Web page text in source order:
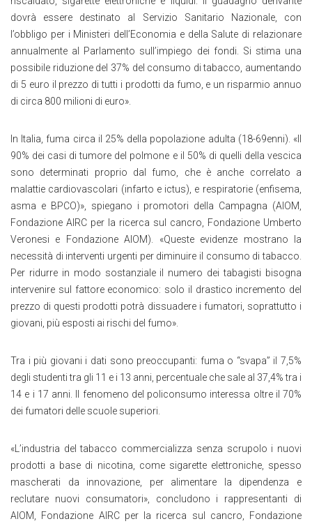
dovrà essere destinato al Servizio Sanitario Nazionale, con
l’obbligo per i Ministeri dell’Economia e della Salute di relazionare
annualmente al Parlamento sull’impiego dei fondi. Si stima una
possibile riduzione del 37% del consumo di tabacco, aumentando
di 5 euro il prezzo di tutti i prodotti da fumo, e un risparmio annuo
di circa 800 milioni di euro»
In Italia, fuma circa il 25% della popolazione adulta (18-69enni). «
90% dei casi di tumore del polmone e il 50% di quelli della vescica
sono determinati proprio dal fumo, che è anche correlato a
malattie cardiovascolari (infarto e ictus), e respiratorie (enfisema,
asma e BPCO)», spiegano i promotori della Campagna (AIOM,
Fondazione AIRC per la ricerca sul cancro, Fondazione Umberto
Veronesi e Fondazione AIOM). «Queste evidenze mostrano la
necessità di interventi urgenti per diminuire il consumo di tabacco.
Per ridurre in modo sostanziale il numero dei tabagisti bisogna
intervenire sul fattore economico: solo il drastico incremento del
prezzo di questi prodotti potrà dissuadere i fumatori, soprattutto i
giovani, più esposti ai rischi del fumo»
Tra i più giovani i dati sono preoccupanti: fuma o “svapa” il 7,5%
degli studenti tra gli 11 e i 13 anni, percentuale che sale al 37,4% tra i
14 e i 17 anni. Il fenomeno del policonsumo interessa oltre il 70%
dei fumatori delle scuole superiori.
« L’industria del tabacco commercializza senza scrupolo i nuovi
prodotti a base di nicotina, come sigarette elettroniche, spesso
mascherati da innovazione, per alimentare la dipendenza e
reclutare nuovi consumatori», concludono i rappresentanti di
AIOM, Fondazione AIRC per la ricerca sul cancro, Fondazione